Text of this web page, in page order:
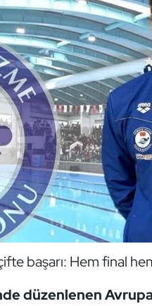
başarı: Hem final
düzenlenen